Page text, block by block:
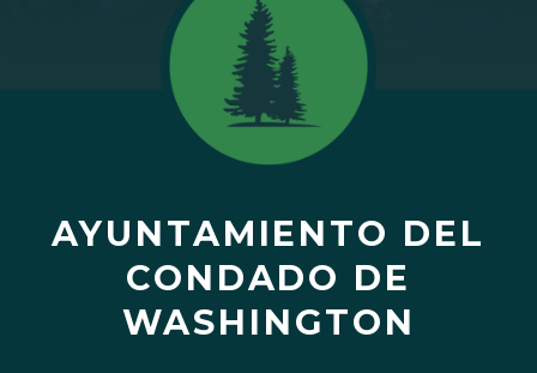
AYUNTAMIENTO DEL
CONDADO DE
WASHINGTON